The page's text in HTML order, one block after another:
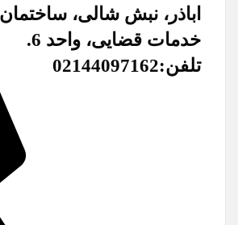
اباذر، نبش شالی، ساختمان
خدمات قضایی، واحد 6.
تلفن:02144097162